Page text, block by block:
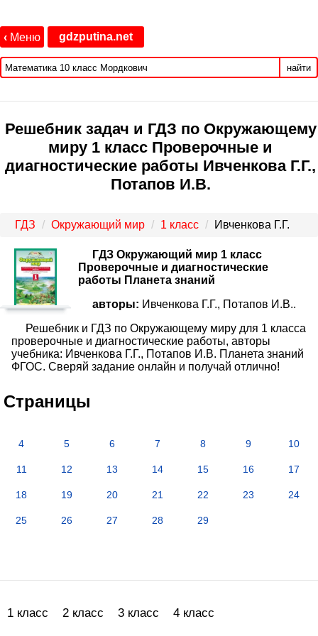
‹ Меню gdzputina.net
найти
Решебник задач и ГДЗ по Окружающему
миру 1 класс Проверочные и
диагностические работы Ивченкова Г.Г.,
Потапов И.В.
ГДЗ Окружающий мир 1 класс Ивченкова Г.Г.
ГДЗ Окружающий мир 1 класс
Проверочные и диагностические
работы Планета знаний
авторы: Ивченкова Г.Г., Потапов И.В..
Решебник и ГДЗ по Окружающему миру для 1 класса
проверочные и диагностические работы, авторы
учебника: Ивченкова Г.Г., Потапов И.В. Планета знаний
ФГОС. Сверяй задание онлайн и получай отлично!
Страницы
4 5 6 7 8 9 10
11 12 13 14 15 16 17
18 19 20 21 22 23 24
25 26 27 28 29
1 класс 2 класс 3 класс 4 класс